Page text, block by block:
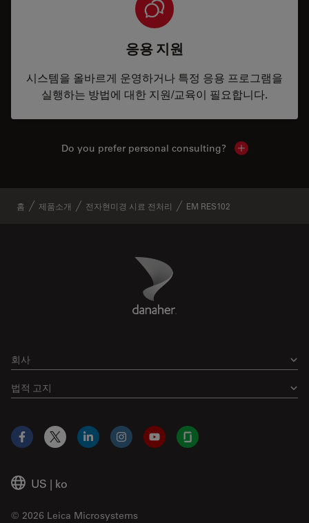
응용 지원
시스템을 올바르게 운영하거나 특정 응용 프로그램을
실행하는 방법에 대한 지원/교육이 필요합니다.
Do you prefer personal consulting? Show local
홈 제품소개 전자현미경 시료 전처리 EM RES102
Danaher Logo
회사
법적 고지
US | ko
© 2026 Leica Microsystems
Facebook
X LinkedInInstagramYouTubeGlassdoor